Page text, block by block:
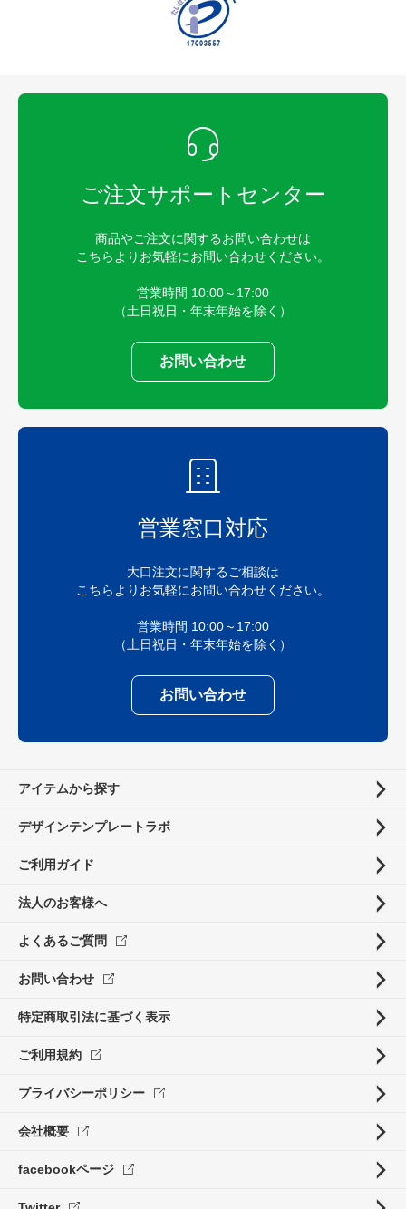
ご注文サポートセンター
商品やご注文に関するお問い合わせは
こちらよりお気軽にお問い合わせください。
営業時間 10:00～17:00
（土日祝日・年末年始を除く）
お問い合わせ
営業窓口対応
大口注文に関するご相談は
こちらよりお気軽にお問い合わせください。
営業時間 10:00～17:00
（土日祝日・年末年始を除く）
お問い合わせ
アイテムから探す
デザインテンプレートラボ
ご利用ガイド
法人のお客様へ
よくあるご質問
お問い合わせ
特定商取引法に基づく表示
ご利用規約
プライバシーポリシー
会社概要
facebookページ